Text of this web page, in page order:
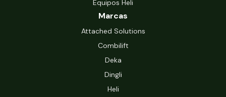
Equipos Heli
Marcas
Attached Solutions
Combilift
Deka
Dingli
Heli